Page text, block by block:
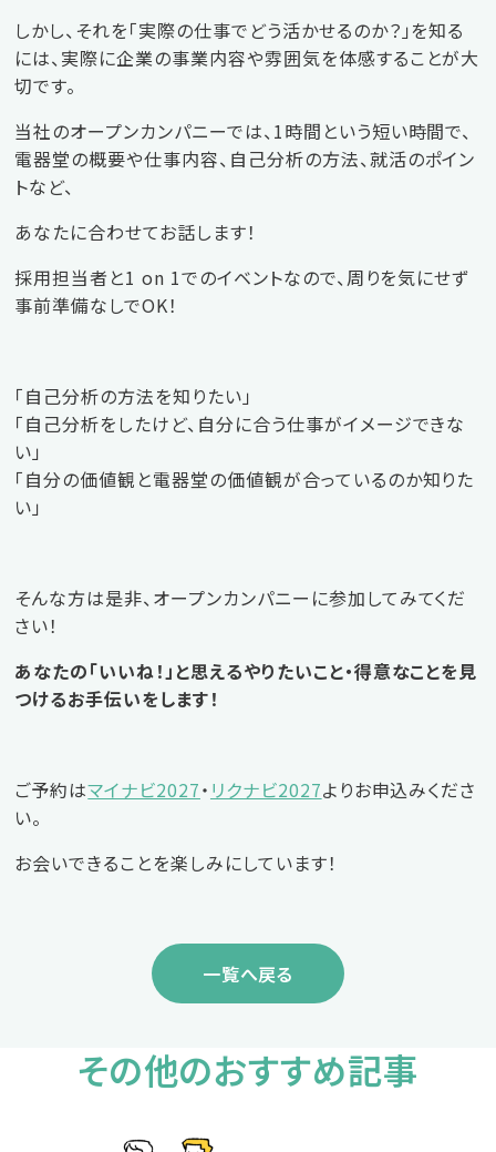
しかし、それを「実際の仕事でどう活かせるのか？」を知る
には、実際に企業の事業内容や雰囲気を体感することが大
切です。
当社のオープンカンパニーでは、1時間という短い時間で、
電器堂の概要や仕事内容、自己分析の方法、就活のポイン
トなど、
あなたに合わせてお話します！
採用担当者と1 on 1でのイベントなので、周りを気にせず
事前準備なしでOK！
「自己分析の方法を知りたい」
「自己分析をしたけど、自分に合う仕事がイメージできな
い」
「自分の価値観と電器堂の価値観が合っているのか知りた
い」
そんな方は是非、オープンカンパニーに参加してみてくだ
さい！
あなたの「いいね！」と思えるやりたいこと・得意なことを見
つけるお手伝いをします！
ご予約はマイナビ2027・ リクナビ2027よりお申込みくださ
い。
お会いできることを楽しみにしています！
一覧へ戻る
その他のおすすめ記事